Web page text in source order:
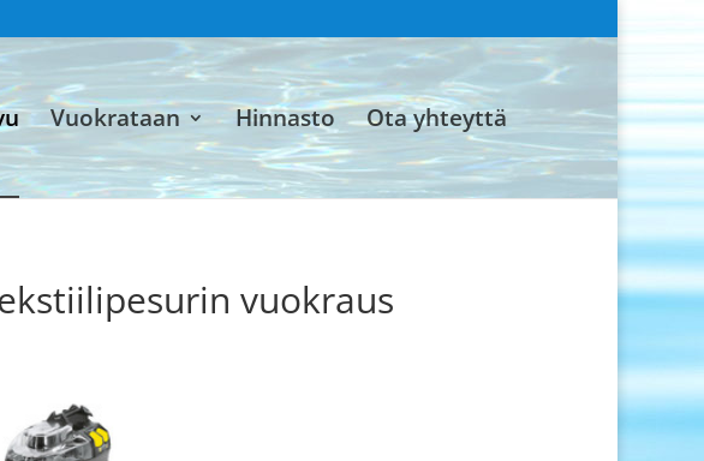
Vuokrataan Hinnasto Ota yhteyttä
vuokraus